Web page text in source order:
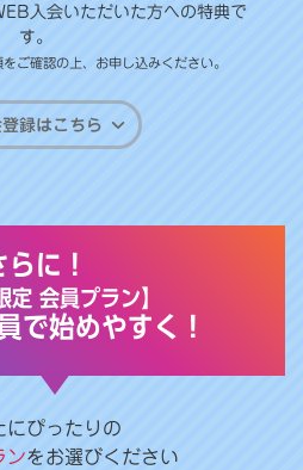
入会いただいた方への特典で
す。
ご確認の上、お申し込みください。
録はこちら
らに！
定 会員プラン】
で始めやすく！
にぴったりの
ンをお選びください